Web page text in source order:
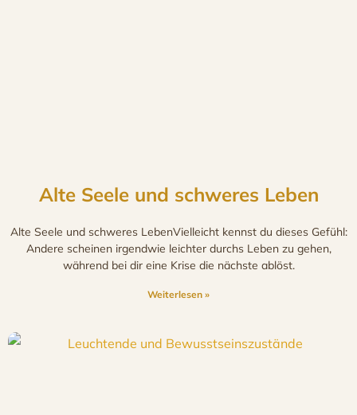
Alte Seele und schweres Leben
Alte Seele und schweres LebenVielleicht kennst du dieses Gefühl:
Andere scheinen irgendwie leichter durchs Leben zu gehen,
während bei dir eine Krise die nächste ablöst.
Weiterlesen »